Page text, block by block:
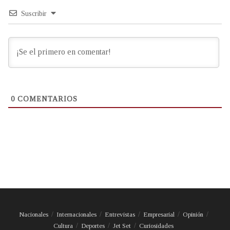
Suscribir
0 COMENTARIOS
Nacionales Internacionales Entrevistas Empresarial
Opinión
Cultura
Deportes Jet Set Curiosidades